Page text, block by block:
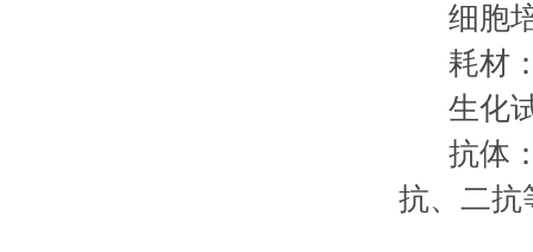
细胞培
耗材：
生化试
抗体：
抗、二抗